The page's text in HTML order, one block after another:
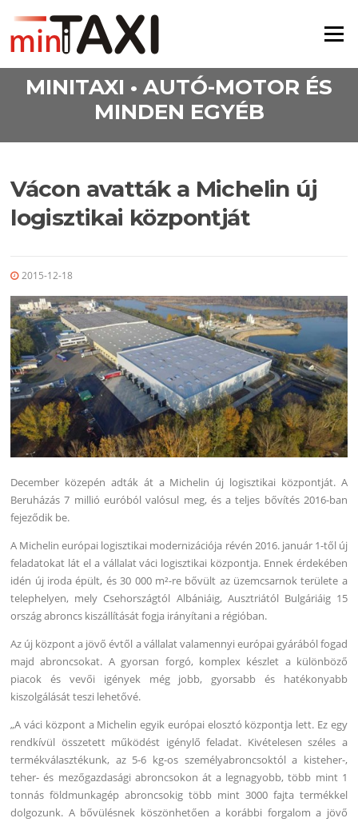
Menü
MINITAXI • AUTÓ-MOTOR ÉS
MINDEN EGYÉB
Vácon avatták a Michelin új
logisztikai központját
2015-12-18
December közepén adták át a Michelin új logisztikai központját. A
Beruházás 7 millió euróból valósul meg, és a teljes bővítés 2016-ban
fejeződik be.
A Michelin európai logisztikai modernizációja révén 2016. január 1-től új
feladatokat lát el a vállalat váci logisztikai központja. Ennek érdekében
idén új iroda épült, és 30 000 m²-re bővült az üzemcsarnok területe a
telephelyen, mely Csehországtól Albániáig, Ausztriától Bulgáriáig 15
ország abroncs kiszállítását fogja irányítani a régióban.
Az új központ a jövő évtől a vállalat valamennyi európai gyárából fogad
majd abroncsokat. A gyorsan forgó, komplex készlet a különböző
piacok és vevői igények még jobb, gyorsabb és hatékonyabb
kiszolgálását teszi lehetővé.
„A váci központ a Michelin egyik európai elosztó központja lett. Ez egy
rendkívül összetett működést igénylő feladat. Kivételesen széles a
termékválasztékunk, az 5-6 kg-os személyabroncsoktól a kisteher-,
teher- és mezőgazdasági abroncsokon át a legnagyobb, több mint 1
tonnás földmunkagép abroncsokig több mint 3000 fajta termékkel
dolgozunk. A bővülésnek köszönhetően a korábbi forgalom a jövő